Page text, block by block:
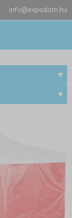
info@expodom.hu